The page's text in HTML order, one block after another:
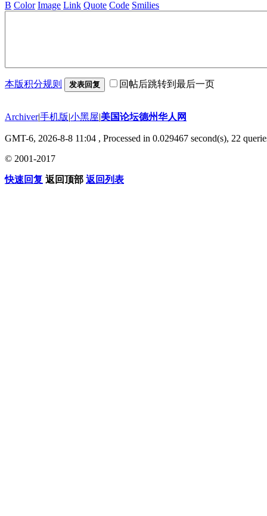
B Color Image Link Quote Code Smilies
本版积分规则 发表回复 回帖后跳转到最后一页
Archiver|手机版|小黑屋|美国论坛德州华人网
GMT-6, 2026-8-8 11:04 , Processed in 0.029467 second(s), 22
© 2001-2017
快速回复 返回顶部 返回列表